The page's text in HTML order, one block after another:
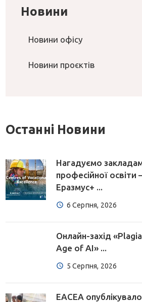
Новини
Новини офісу
Новини проєктів
Останні Новини
Нагадуємо
професійної освіти
Еразмус+ ...
6 Серпня, 2026
Онлайн-захід
Age of AI» ...
5 Серпня, 2026
EACEA